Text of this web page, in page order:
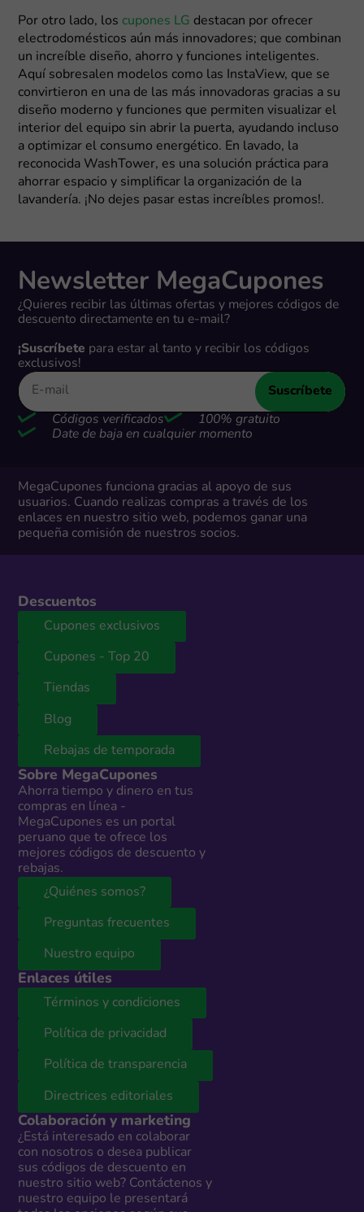
Por otro lado, los cupones LG destacan por ofrecer
electrodomésticos aún más innovadores; que combinan
un increíble diseño, ahorro y funciones inteligentes.
Aquí sobresalen modelos como las InstaView, que se
convirtieron en una de las más innovadoras gracias a su
diseño moderno y funciones que permiten visualizar el
interior del equipo sin abrir la puerta, ayudando incluso
a optimizar el consumo energético. En lavado, la
reconocida WashTower, es una solución práctica para
ahorrar espacio y simplificar la organización de la
lavandería. ¡No dejes pasar estas increíbles promos!.
Newsletter MegaCupones
¿Quieres recibir las últimas ofertas y mejores códigos de
descuento directamente en tu e-mail?
¡Suscríbete para estar al tanto y recibir los códigos
exclusivos!
Suscríbete
Códigos verificados
100% gratuito
Date de baja en cualquier momento
MegaCupones funciona gracias al apoyo de sus
usuarios. Cuando realizas compras a través de los
enlaces en nuestro sitio web, podemos ganar una
pequeña comisión de nuestros socios.
Descuentos
Cupones exclusivos
Cupones - Top 20
Tiendas
Blog
Rebajas de temporada
Sobre MegaCupones
Ahorra tiempo y dinero en tus
compras en línea -
MegaCupones es un portal
peruano que te ofrece los
mejores códigos de descuento y
rebajas.
¿Quiénes somos?
Preguntas frecuentes
Nuestro equipo
Enlaces útiles
Términos y condiciones
Política de privacidad
Política de transparencia
Directrices editoriales
Colaboración y marketing
¿Está interesado en colaborar
con nosotros o desea publicar
sus códigos de descuento en
nuestro sitio web? Contáctenos y
nuestro equipo le presentará